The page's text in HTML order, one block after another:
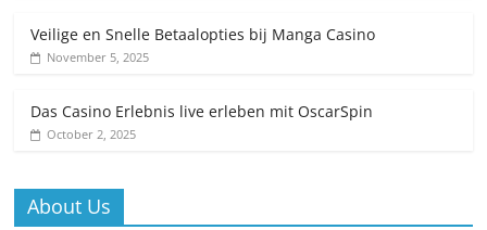
Veilige en Snelle Betaalopties bij Manga Casino
November 5, 2025
Das Casino Erlebnis live erleben mit OscarSpin
October 2, 2025
About Us